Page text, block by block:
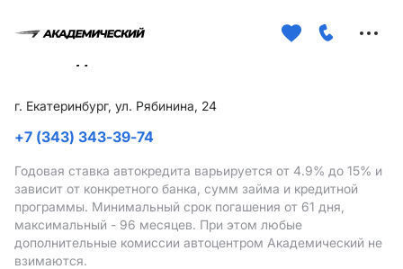
г. Екатеринбург, ул. Рябинина, 24
+7 (343) 343-39-74
Годовая ставка автокредита варьируется от 4.9% до 15% и
зависит от конкретного банка, сумм займа и кредитной
программы. Минимальный срок погашения от 61 дня,
максимальный - 96 месяцев. При этом любые
дополнительные комиссии автоцентром Академический не
взимаются.